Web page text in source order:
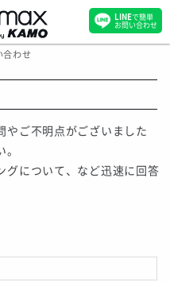
合わせ
やご不明点がございました
グについて、など迅速に回答
LINEで簡単
お問い合わせ